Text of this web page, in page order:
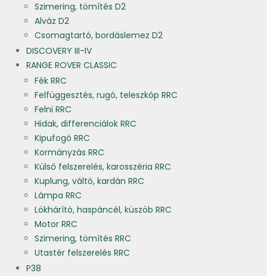
Szimering, tömítés D2
Alváz D2
Csomagtartó, bordáslemez D2
DISCOVERY III-IV
RANGE ROVER CLASSIC
Fék RRC
Felfüggesztés, rugó, teleszkóp RRC
Felni RRC
Hidak, differenciálok RRC
Kipufogó RRC
Kormányzás RRC
Külső felszerelés, karosszéria RRC
Kuplung, váltó, kardán RRC
Lámpa RRC
Lökhárító, haspáncél, küszöb RRC
Motor RRC
Szimering, tömítés RRC
Utastér felszerelés RRC
P38